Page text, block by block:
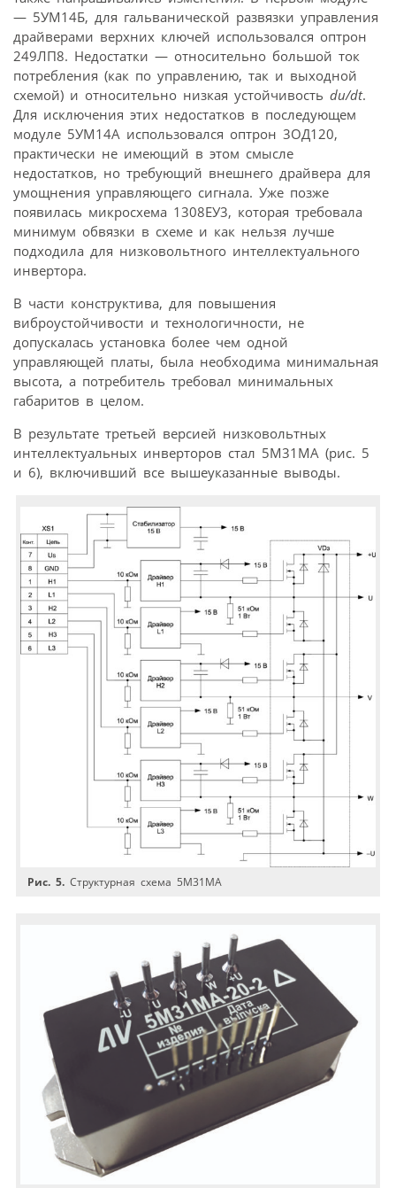
— 5УМ14Б, для гальванической развязки управления
драйверами верхних ключей использовался оптрон
249ЛП8. Недостатки — относительно большой ток
потребления (как по управлению, так и выходной
схемой) и относительно низкая устойчивость du/dt.
Для исключения этих недостатков в последующем
модуле 5УМ14А использовался оптрон 3ОД120,
практически не имеющий в этом смысле
недостатков, но требующий внешнего драйвера для
умощнения управляющего сигнала. Уже позже
появилась микросхема 1308ЕУ3, которая требовала
минимум обвязки в схеме и как нельзя лучше
подходила для низко­вольтного интеллектуального
инвертора.
В части конструктива, для повышения
виброустойчивости и технологичности, не
допускалась установка более чем одной
управляющей платы, была необходима минимальная
высота, а потребитель требовал минимальных
габаритов в целом.
В результате третьей версией низковольтных
интеллектуальных инверторов стал 5М31МА (рис. 5
и 6), включивший все вышеуказанные выводы.
Рис. 5. Структурная схема 5М31МА